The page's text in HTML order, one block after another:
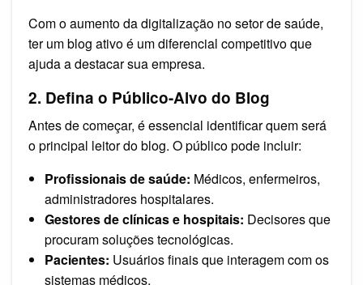
Com o aumento da digitalização no setor de saúde,
ter um blog ativo é um diferencial competitivo que
ajuda a destacar sua empresa.
2. Defina o Público-Alvo do Blog
Antes de começar, é essencial identificar quem será
o principal leitor do blog. O público pode incluir:
Profissionais de saúde: Médicos, enfermeiros,
administradores hospitalares.
Gestores de clínicas e hospitais: Decisores que
procuram soluções tecnológicas.
Pacientes: Usuários finais que interagem com os
sistemas médicos.